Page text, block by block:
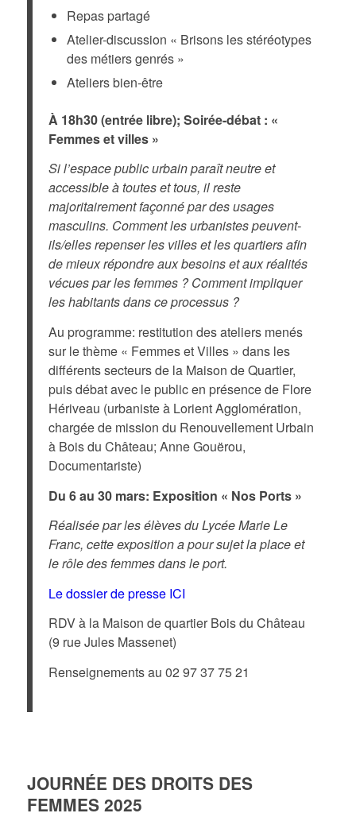
Repas partagé
Atelier-discussion « Brisons les stéréotypes
des métiers genrés »
Ateliers bien-être
À 18h30 (entrée libre); Soirée-débat : «
Femmes et villes »
Si l’espace public urbain paraît neutre et
accessible à toutes et tous, il reste
majoritairement façonné par des usages
masculins. Comment les urbanistes peuvent-
ils/elles repenser les villes et les quartiers afin
de mieux répondre aux besoins et aux réalités
vécues par les femmes ? Comment impliquer
les habitants dans ce processus ?
Au programme: restitution des ateliers menés
sur le thème « Femmes et Villes » dans les
différents secteurs de la Maison de Quartier,
puis débat avec le public en présence de Flore
Hériveau (urbaniste à Lorient Agglomération,
chargée de mission du Renouvellement Urbain
à Bois du Château; Anne Gouërou,
Documentariste)
Du 6 au 30 mars: Exposition « Nos Ports »
Réalisée par les élèves du Lycée Marie Le
Franc, cette exposition a pour sujet la place et
le rôle des femmes dans le port.
Le dossier de presse ICI
RDV à la Maison de quartier Bois du Château
(9 rue Jules Massenet)
Renseignements au 02 97 37 75 21
JOURNÉE DES DROITS DES
FEMMES 2025